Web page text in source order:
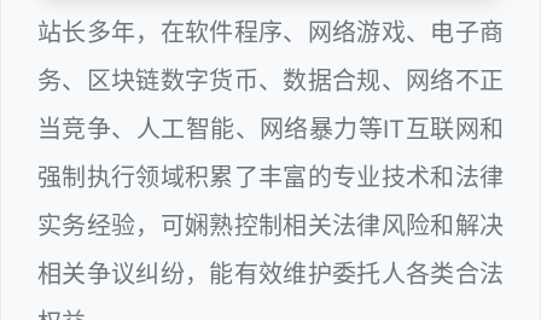
站长多年，在软件程序、网络游戏、电子商
务、区块链数字货币、数据合规、网络不正
当竞争、人工智能、网络暴力等IT互联网和
强制执行领域积累了丰富的专业技术和法律
实务经验，可娴熟控制相关法律风险和解决
相关争议纠纷，能有效维护委托人各类合法